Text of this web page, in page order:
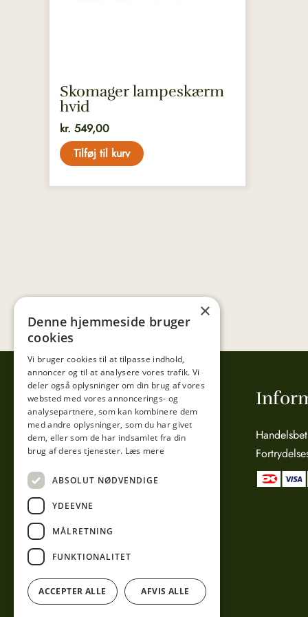
Skomager lampeskærm
hvid
kr. 549,00
Tilføj til kurv
Tibberup Høkeren
Sct. Anna Gade 4A
3000 Helsingør
Mail:info@tibberuphoekeren.dk
×
Denne hjemmeside bruger
cookies
Vi bruger cookies til at tilpasse indhold,
annoncer og til at analysere vores trafik. Vi
deler også oplysninger om din brug af vores
websted med vores annoncerings- og
analysepartnere, som kan kombinere dem
med andre oplysninger, som du har givet
dem, eller som de har indsamlet fra din
brug af deres tjenester. Læs mere
ABSOLUT NØDVENDIGE
YDEEVNE
MÅLRETNING
FUNKTIONALITET
ACCEPTER ALLE AFVIS ALLE